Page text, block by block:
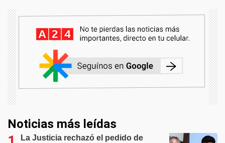
Noticias más leídas
La Justicia rechazó el pedido de